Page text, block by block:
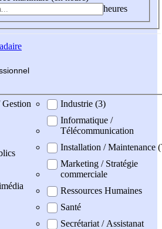
heures
Industrie (3)
Informatique /
Télécommunication
Installation / Maintenance
Marketing / Stratégie
commerciale
Ressources Humaines
Santé
Secrétariat / Assistanat